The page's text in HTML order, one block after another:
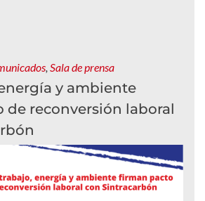
, Sala de prensa
y ambiente
de reconversión laboral